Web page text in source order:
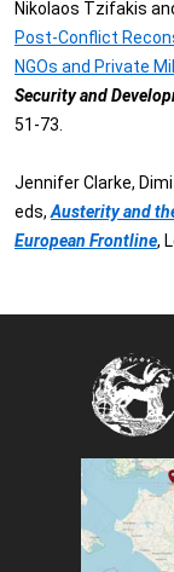
Nikolaos Tzifakis
Post-Conflict
NGOs and Private
Security and
51-73.
Jennifer Clarke,
eds, Austerity and
European Frontline,